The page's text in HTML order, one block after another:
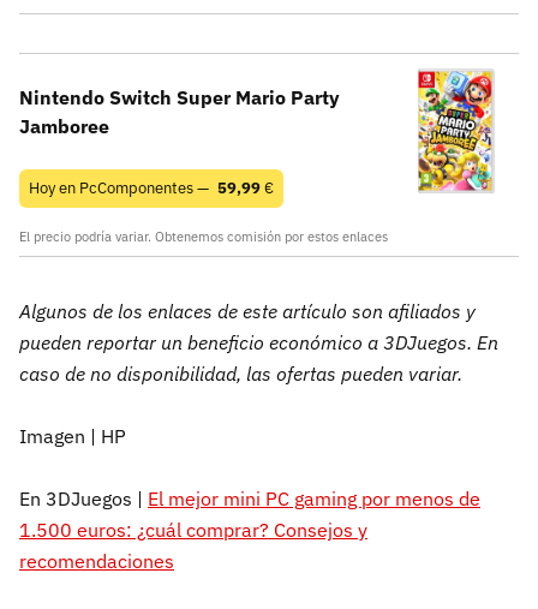
Nintendo Switch Super Mario Party
Jamboree
Hoy en PcComponentes — 59,99€
El precio podría variar. Obtenemos comisión por estos enlaces
Algunos de los enlaces de este artículo son afiliados y
pueden reportar un beneficio económico a 3DJuegos. En
caso de no disponibilidad, las ofertas pueden variar.
Imagen | HP
En 3DJuegos | El mejor mini PC gaming por menos de
1.500 euros: ¿cuál comprar? Consejos y
recomendaciones